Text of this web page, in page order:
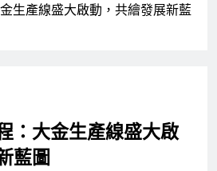
生產線盛大啟動，共繪發展新藍
：大金生產線盛大啟
藍圖